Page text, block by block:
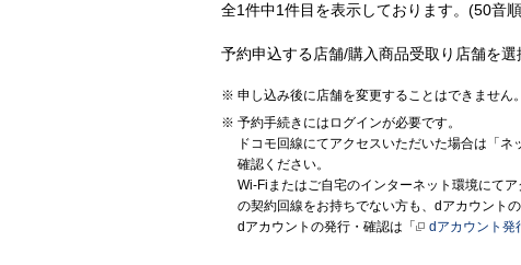
全1件中1件目を表示しております。(50音
予約申込する店舗/購入商品受取り店舗を選
申し込み後に店舗を変更することはできません。
予約手続きにはログインが必要です。
ドコモ回線にてアクセスいただいた場合は「
確認ください。
Wi-Fiまたはご自宅のインターネット環境にて
の契約回線をお持ちでない方も、dアカウントの
dアカウントの発行・確認は「
dアカウント発